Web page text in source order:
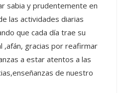
sabia y prudentemente en
las actividades diarias
que cada día trae su
,afán, gracias por reafirmar
a estar atentos a las
de nuestro